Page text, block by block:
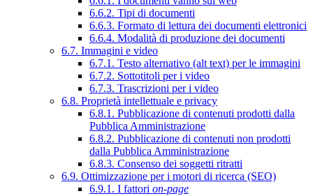
6.6.2. Tipi di documenti
6.6.3. Formato di lettura dei documenti elettronici
6.6.4. Modalità di produzione dei documenti
6.7. Immagini e video
6.7.1. Testo alternativo (alt text) per le immagini
6.7.2. Sottotitoli per i video
6.7.3. Trascrizioni per i video
6.8. Proprietà intellettuale e privacy
6.8.1. Pubblicazione di contenuti prodotti dalla
Pubblica Amministrazione
6.8.2. Pubblicazione di contenuti non prodotti
dalla Pubblica Amministrazione
6.8.3. Consenso dei soggetti ritratti
6.9. Ottimizzazione per i motori di ricerca (SEO)
6.9.1. I fattori on-page